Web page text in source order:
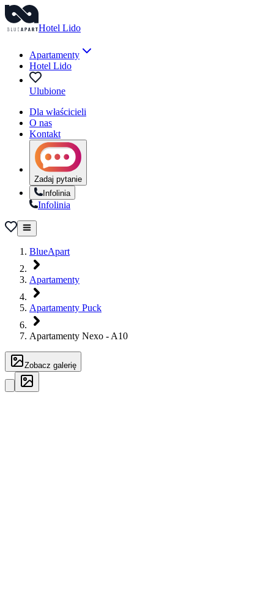
Hotel Lido
Apartamenty
Hotel Lido
Ulubione
Dla właścicieli
O nas
Kontakt
Zadaj pytanie
Infolinia
Infolinia
BlueApart
Apartamenty
Apartamenty Puck
Apartamenty Nexo - A10
Zobacz galerię